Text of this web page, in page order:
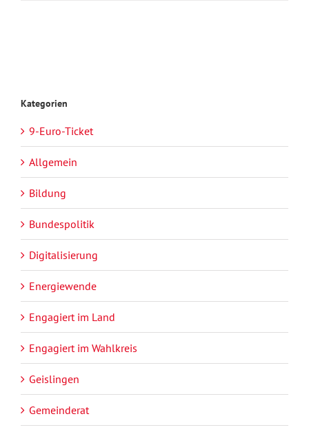
Kategorien
9-Euro-Ticket
Allgemein
Bildung
Bundespolitik
Digitalisierung
Energiewende
Engagiert im Land
Engagiert im Wahlkreis
Geislingen
Gemeinderat